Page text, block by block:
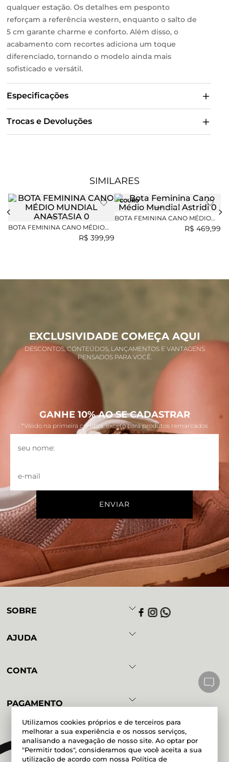
Utilizamos cookies próprios e de terceiros para
melhorar a sua experiência e os nossos serviços,
analisando a navegação de nosso site. Ao optar por
"Permitir todos", consideramos que você aceita a sua
utilização de acordo com nossa Política de
qualquer estação. Os detalhes em pesponto
reforçam a referência western, enquanto o salto de
5 cm garante charme e conforto. Além disso, o
acabamento com recortes adiciona um toque
diferenciado, tornando o modelo ainda mais
sofisticado e versátil.
Especificações
Trocas e Devoluções
SIMILARES
BOTA FEMININA CANO MÉDIO
R$ 399,99
COURO
BOTA FEMININA CANO MÉDIO
R$ 469,99
EXCLUSIVIDADE COMEÇA AQUI
DESCONTOS, CONTEÚDOS, LANÇAMENTOS E VANTAGENS
PENSADOS PARA VOCÊ.
GANHE 10% AO SE CADASTRAR
*Válido na primeira compra, exceto para produtos remarcados
SOBRE
AJUDA
CONTA
PAGAMENTO
Powered by Developed by